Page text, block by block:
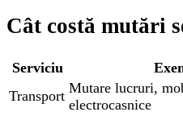
Cât costă mutări
Serviciu
Transport Mutare lucruri,
electrocasnice